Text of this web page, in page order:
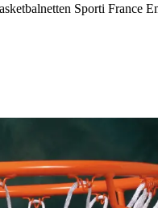
Sporti France